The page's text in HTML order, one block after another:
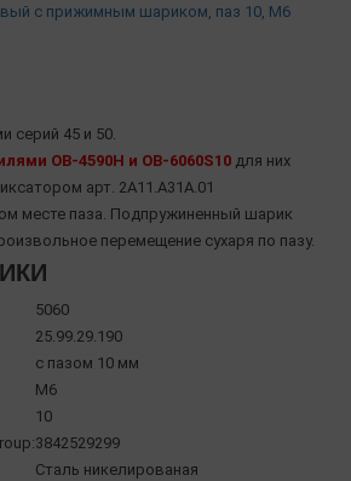
c прижимным шариком, паз 10, М6
серий 45 и 50.
ОВ-4590H и OB-6060S10 для них
арт. 2A11.A31A.01
месте паза. Подпружиненный шарик
перемещение сухаря по пазу.
5060
25.99.29.190
с пазом 10 мм
М6
10
3842529299
Сталь никелированая